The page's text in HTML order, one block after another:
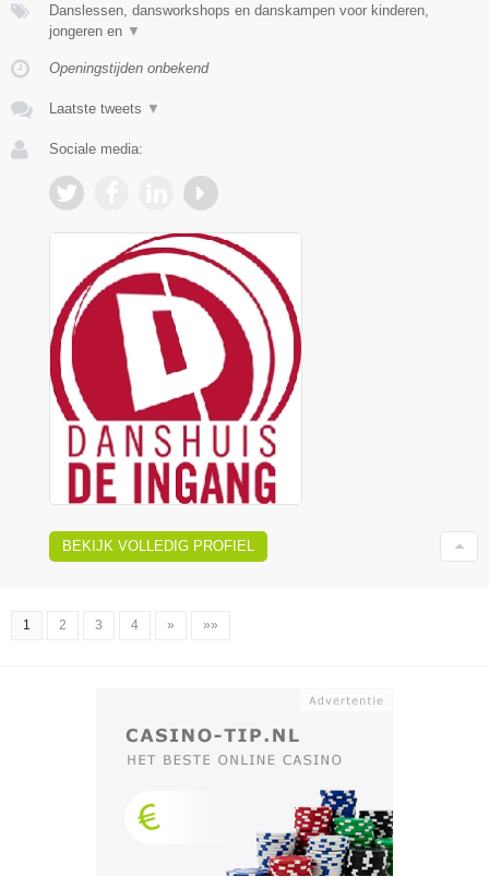
Danslessen, dansworkshops en danskampen voor kinderen,
jongeren en ▼
Openingstijden onbekend
Laatste tweets ▼
Sociale media:
BEKIJK VOLLEDIG PROFIEL
1 2 3 4 » »»